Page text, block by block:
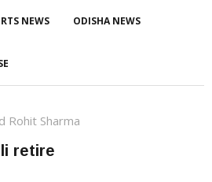
NEWS ODISHA NEWS
Rohit Sharma
retire